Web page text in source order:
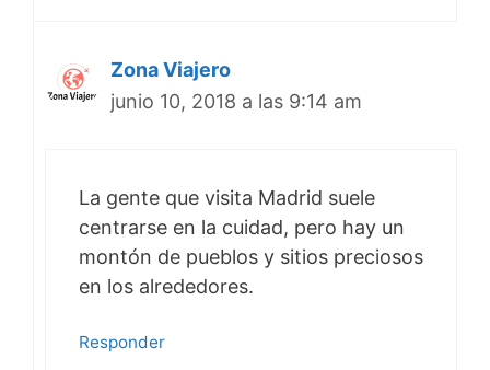
Zona Viajero
junio 10, 2018 a las 9:14 am
La gente que visita Madrid suele
centrarse en la cuidad, pero hay un
montón de pueblos y sitios preciosos
en los alrededores.
Responder